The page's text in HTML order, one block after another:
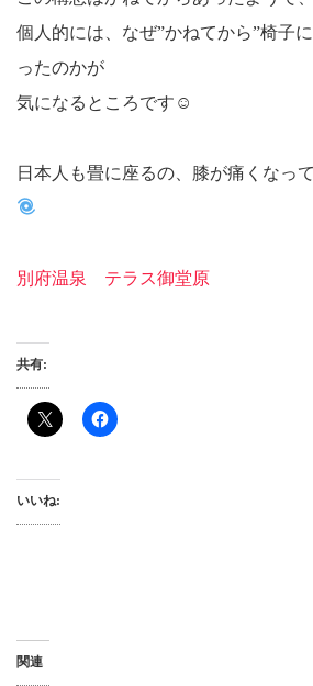
個人的には、なぜ”かねてから”椅子
ったのかが
気になるところです☺
日本人も畳に座るの、膝が痛くなっ
別府温泉 テラス御堂原
共有:
いいね:
関連